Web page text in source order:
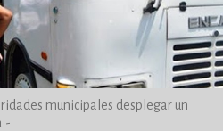
municipales desplegar un
-